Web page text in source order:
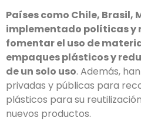
Países como Chile, Brasil,
implementado políticas y
fomentar el uso de
empaques plásticos y
de un solo uso. Además,
privadas y públicas para
plásticos para su
nuevos productos.